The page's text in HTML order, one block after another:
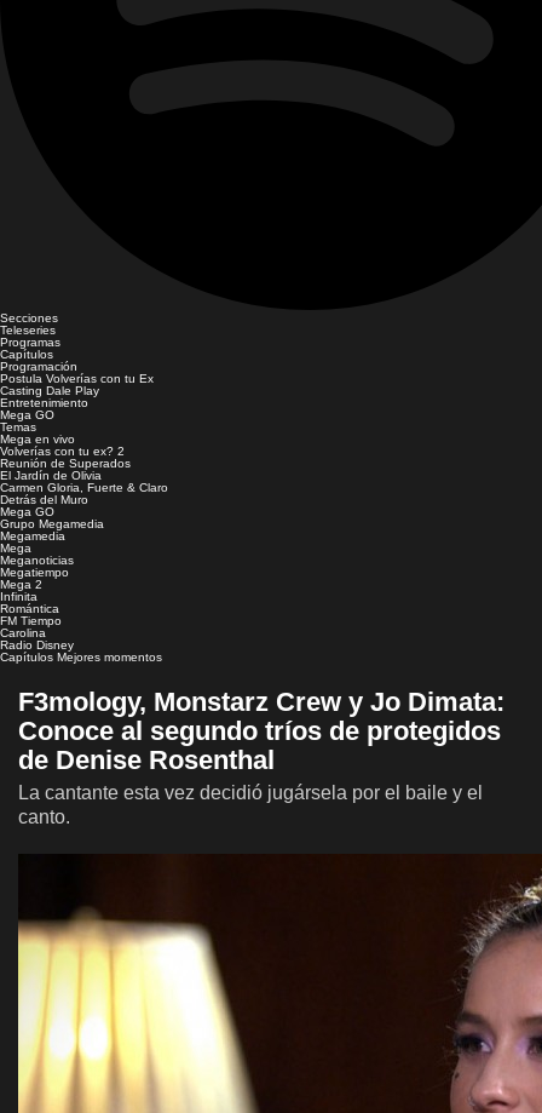
Secciones
Teleseries
Programas
Capítulos
Programación
Postula Volverías con tu Ex
Casting Dale Play
Entretenimiento
Mega GO
Temas
Mega en vivo
Volverías con tu ex? 2
Reunión de Superados
El Jardín de Olivia
Carmen Gloria, Fuerte & Claro
Detrás del Muro
Mega GO
Grupo Megamedia
Megamedia
Mega
Meganoticias
Megatiempo
Mega 2
Infinita
Romántica
FM Tiempo
Carolina
Radio Disney
Capítulos Mejores momentos
F3mology, Monstarz Crew y Jo Dimata:
Conoce al segundo tríos de protegidos
de Denise Rosenthal
La cantante esta vez decidió jugársela por el baile y el
canto.